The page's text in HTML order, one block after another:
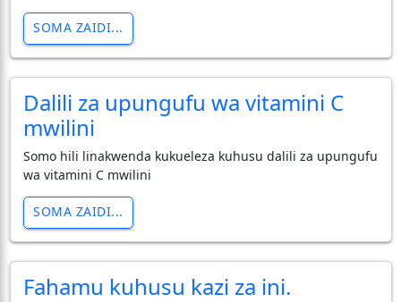
SOMA ZAIDI...
Dalili za upungufu wa vitamini C
mwilini
Somo hili linakwenda kukueleza kuhusu dalili za upungufu
wa vitamini C mwilini
SOMA ZAIDI...
Fahamu kuhusu kazi za ini.